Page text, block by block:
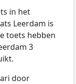
in het
Leerdam is
toets hebben
3
door